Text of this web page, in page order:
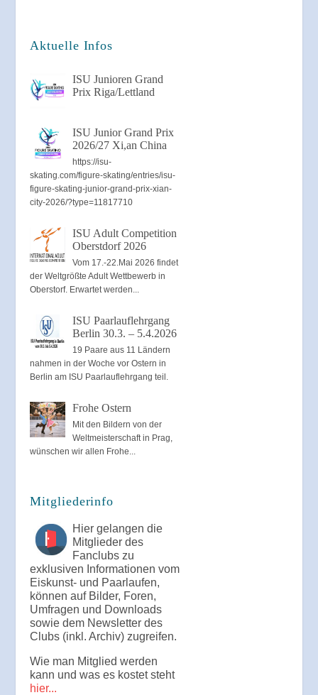
Aktuelle Infos
ISU Junioren Grand
Prix Riga/Lettland
ISU Junior Grand Prix
2026/27 Xi,an China
https://isu-
skating.com/figure-skating/entries/isu-
figure-skating-junior-grand-prix-xian-
city-2026/?type=11817710
ISU Adult Competition
Oberstdorf 2026
Vom 17.-22.Mai 2026 findet
der Weltgrößte Adult Wettbewerb in
Oberstorf. Erwartet werden...
ISU Paarlauflehrgang
Berlin 30.3. – 5.4.2026
19 Paare aus 11 Ländern
nahmen in der Woche vor Ostern in
Berlin am ISU Paarlauflehrgang teil.
Frohe Ostern
Mit den Bildern von der
Weltmeisterschaft in Prag,
wünschen wir allen Frohe...
Mitgliederinfo
Hier gelangen die
Mitglieder des
Fanclubs zu
exklusiven Informationen vom
Eiskunst- und Paarlaufen,
können auf Bilder, Foren,
Umfragen und Downloads
sowie dem Newsletter des
Clubs (inkl. Archiv) zugreifen.
Wie man Mitglied werden
kann und was es kostet steht
hier...